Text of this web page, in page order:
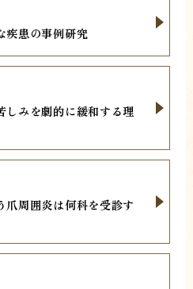
疾患の事例研究
しみを劇的に緩和する理
周囲炎は何科を受診す